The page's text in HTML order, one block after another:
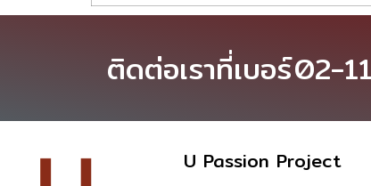
ติดต่อเราที่เบอร์02-
U Passion Project